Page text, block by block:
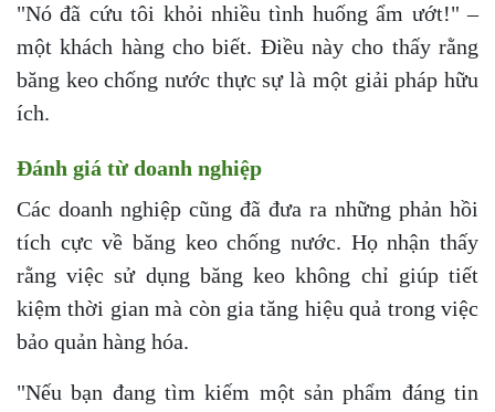
"Nó đã cứu tôi khỏi nhiều tình huống ẩm ướt!" –
một khách hàng cho biết. Điều này cho thấy rằng
băng keo chống nước thực sự là một giải pháp hữu
ích.
Đánh giá từ doanh nghiệp
Các doanh nghiệp cũng đã đưa ra những phản hồi
tích cực về băng keo chống nước. Họ nhận thấy
rằng việc sử dụng băng keo không chỉ giúp tiết
kiệm thời gian mà còn gia tăng hiệu quả trong việc
bảo quản hàng hóa.
"Nếu bạn đang tìm kiếm một sản phẩm đáng tin